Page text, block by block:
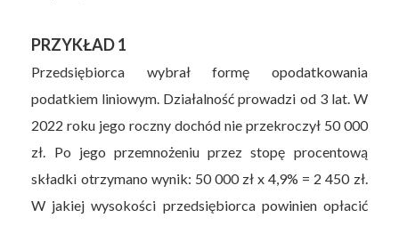
PRZYKŁAD 1
Przedsiębiorca wybrał formę opodatkowania
podatkiem liniowym. Działalność prowadzi od 3 lat. W
2022 roku jego roczny dochód nie przekroczył 50 000
zł. Po jego przemnożeniu przez stopę procentową
składki otrzymano wynik: 50 000 zł x 4,9% = 2 450 zł.
W jakiej wysokości przedsiębiorca powinien opłacić